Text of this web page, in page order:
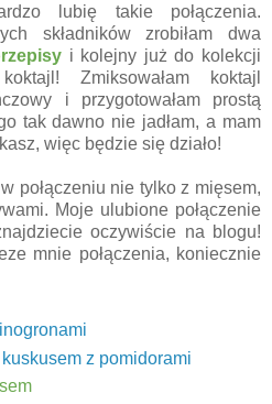
lubię takie połączenia.
składników zrobiłam dwa
i kolejny już do kolekcji
Zmiksowałam koktajl
i przygotowałam prostą
tak dawno nie jadłam, a mam
więc będzie się działo!
połączeniu nie tylko z mięsem,
Moje ulubione połączenie
oczywiście na blogu!
mnie połączenia, koniecznie
z pomidorami